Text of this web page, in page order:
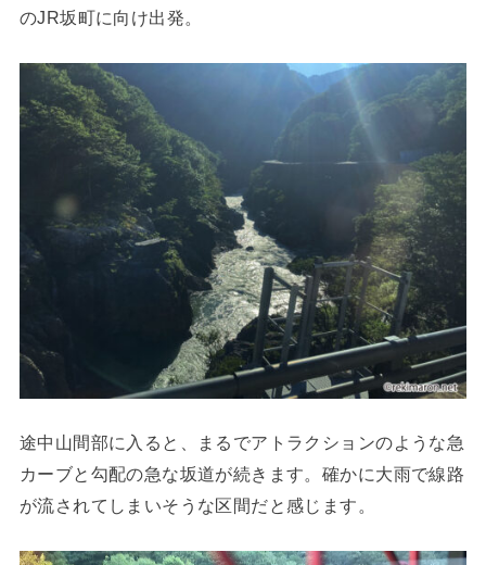
のJR坂町に向け出発。
途中山間部に入ると、まるでアトラクションのような急
カーブと勾配の急な坂道が続きます。確かに大雨で線路
が流されてしまいそうな区間だと感じます。